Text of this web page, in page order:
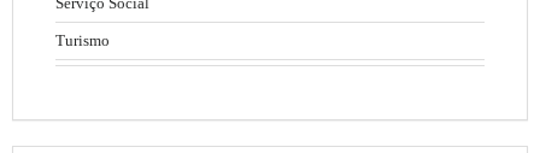
Turismo